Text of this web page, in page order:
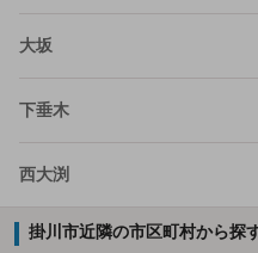
大坂
下垂木
西大渕
掛川市近隣の市区町村から探